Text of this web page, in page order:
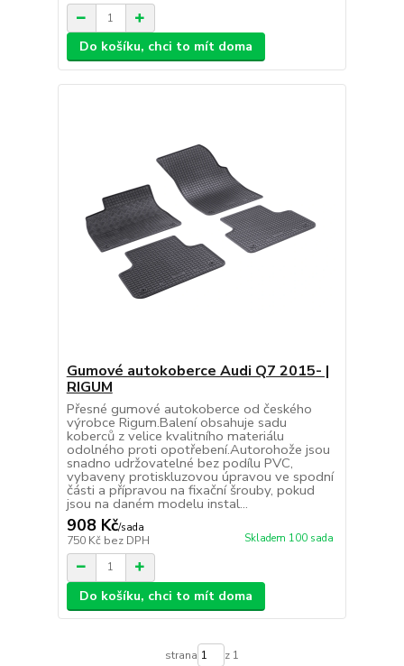
Do košíku, chci to mít doma
Gumové autokoberce Audi Q7 2015- |
RIGUM
Přesné gumové autokoberce od českého
výrobce Rigum.Balení obsahuje sadu
koberců z velice kvalitního materiálu
odolného proti opotřebení.Autorohože jsou
snadno udržovatelné bez podílu PVC,
vybaveny protiskluzovou úpravou ve spodní
části a přípravou na fixační šrouby, pokud
jsou na daném modelu instal...
908 Kč/sada
750 Kč bez DPH Skladem 100 sada
Do košíku, chci to mít doma
strana z 1